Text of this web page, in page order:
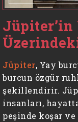
Jüpiter’in
Jüpiter, Yay
burcun özgür
şekillendirir.
insanları,
peşinde koşar